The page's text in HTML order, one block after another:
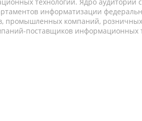
информатизации
промышленных компаний,
поставщиков информационных